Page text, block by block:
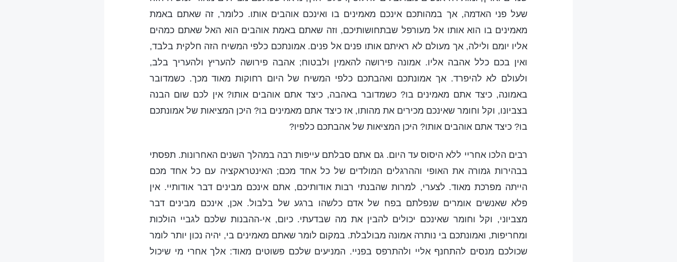
שעל פני האדמה, אך במהותכם אינכם מאמינים בו ואינכם אוהבים אותו. כלומר, זה שאתם באמת
מאמינים בו הוא אותו אל מעורפל שבתחושותיכם, וזה שאתם באמת אוהבים הוא האל שאתם כמהים
אליו יומם ולילה, אך מעולם לא ראיתם אותו פנים אל פנים. אמונתכם כלפי המשיח הזה חלקית בלבד,
ואין בכם כלל אהבה אליו. אמונה פירושה להאמין ולבטוח; אהבה פירושה להעריץ ולהעריך בלב,
ולעולם לא להיפרד. אך אמונתכם ואהבתכם כלפי המשיח של היום רחוקות מאוד מכך. כשמדובר
באמונה, כיצד אתם מאמינים בו? כשמדובר באהבה, כיצד אתם אוהבים אותו? אין לכם שום הבנה
בצביונו, וקל וחומר שאינכם מכירים את מהותו, אז כיצד אתם מאמינים בו? היכן המציאות של אמונתכם
בו? כיצד אתם אוהבים אותו? היכן המציאות של אהבתכם כלפיו?
רבים הלכו אחריי ללא היסוס עד היום. גם אתם סבלתם עייפות רבה במהלך השנים האחרונות. תפסתי
בבהירות גמורה את האופי וההרגלים המולדים של כל אחד מכם; האינטראקציה עם כל אחד מכם
הייתה מפרכת מאוד. לצערי, למרות שהבנתי רבות אודותיכם, אתם אינכם מבינים דבר אודותיי. אין
פלא שאנשים אומרים שנפלתם בפח של אדם כלשהו ברגע של בלבול. אכן, אינכם מבינים דבר
מצביוני, וקל וחומר שאינכם יכולים להבין את מה שבדעתי. כיום, אי-ההבנות שלכם לגביי הולכות
ומחריפות, ואמונתכם בי נותרה אמונה מבולבלת. במקום לומר שאתם מאמינים בי, יהיה נכון יותר לומר
שכולכם מנסים להתחנף אליי ולהתרפס בפניי. המניעים שלכם פשוטים מאוד: אלך אחרי מי שיכול